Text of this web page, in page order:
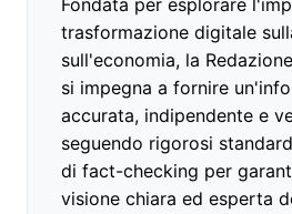
Fondata per esplorare
trasformazione digitale
sull'economia, la
si impegna a fornire
accurata, indipendente e
seguendo rigorosi
di fact-checking per
visione chiara ed esperta